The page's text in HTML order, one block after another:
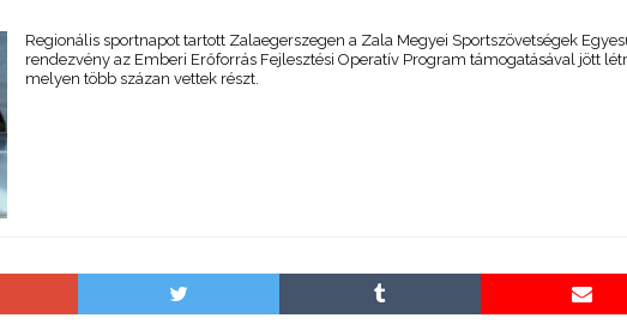
Regionális sportnapot tartott Zalaegerszegen a Zala Megyei Sportszövetségek
rendezvény az Emberi Erőforrás Fejlesztési Operatív Program támogatásával jött
melyen több százan vettek részt.